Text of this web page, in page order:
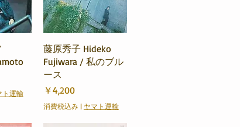
ー
ト運輸
クイックビュー
藤原秀子 Hideko
Fujiwara / 私のブル
ース
価格
￥4,200
消費税込み| ヤマト運輸